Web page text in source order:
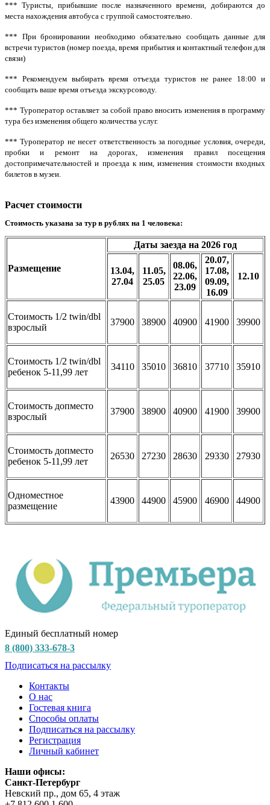
*** Туристы, прибывшие после назначенного времени, добираются до
места нахождения автобуса с группой самостоятельно.
*** При бронировании необходимо обязательно сообщать данные для
встречи туристов (номер поезда, время прибытия и контактный телефон для
связи)
*** Рекомендуем выбирать время отъезда туристов не ранее 18:00 и
сообщать ваше время отъезда экскурсоводу.
*** Туроператор оставляет за собой право вносить изменения в программу
тура без изменения общего количества услуг.
*** Туроператор не несет ответственность за погодные условия, очереди,
пробки и ремонт на дорогах, изменения правил посещения
достопримечательностей и проезда к ним, изменения стоимости входных
билетов в музеи.
Расчет стоимости
Стоимость указана за тур в рублях на 1 человека:
Размещение
Даты заезда на 2026 год
13.04,
27.04
11.05,
25.05
08.06,
22.06,
23.09
20.07,
17.08,
09.09,
16.09
12.10
Стоимость 1/2 twin/dbl
взрослый
37900 38900 40900 41900 39900
Стоимость 1/2 twin/dbl
ребенок 5-11,99 лет
34110 35010 36810 37710 35910
Стоимость допместо
взрослый
37900 38900 40900 41900 39900
Стоимость допместо
ребенок 5-11,99 лет
26530 27230 28630 29330 27930
Одноместное
размещение
43900 44900 45900 46900 44900
Единый бесплатный номер
8 (800) 333-678-3
Подписаться на рассылку
Контакты
О нас
Гостевая книга
Способы оплаты
Подписаться на рассылку
Регистрация
Личный кабинет
Наши офисы:
Санкт-Петербург
Невский пр., дом 65, 4 этаж